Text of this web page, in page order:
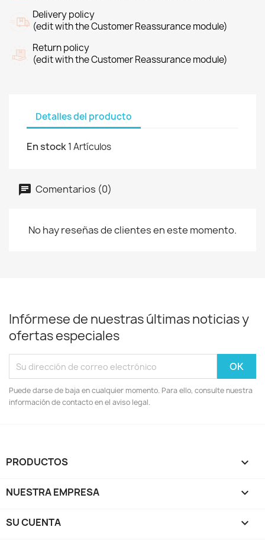
Delivery policy
(edit with the Customer Reassurance module)
Return policy
(edit with the Customer Reassurance module)
Detalles del producto
En stock1 Artículos
Comentarios (0)
No hay reseñas de clientes en este momento.
Infórmese de nuestras últimas noticias y
ofertas especiales
Puede darse de baja en cualquier momento. Para ello, consulte nuestra
información de contacto en el aviso legal.
PRODUCTOS 
NUESTRA EMPRESA 
SU CUENTA 